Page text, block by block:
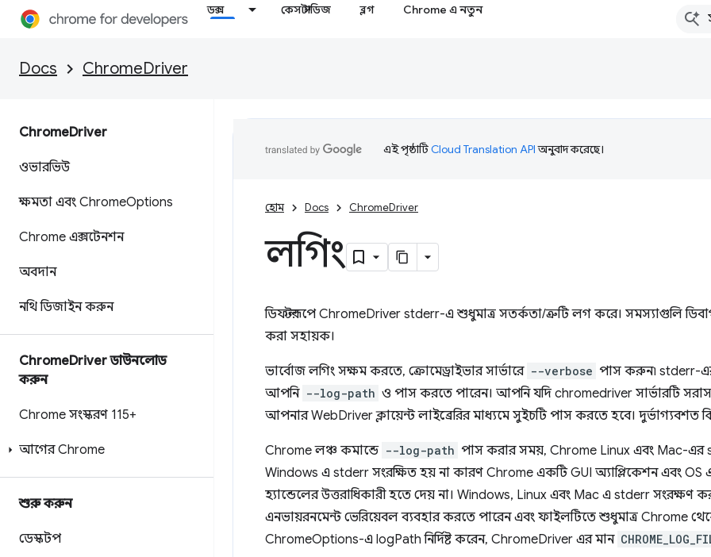
ডক্স কেস স্টাডিজ ব্লগ Chrome এ নতুন
Docs ChromeDriver
ChromeDriver
ওভারভিউ
ক্ষমতা এবং ChromeOptions
Chrome এক্সটেনশন
অবদান
নথি ডিজাইন করুন
ChromeDriver ডাউনলোড
করুন
Chrome সংস্করণ 115+
আগের Chrome
শুরু করুন
ডেস্কটপ
এই পৃষ্ঠাটিCloud Translation APIঅনুবাদ করেছে।
হোম Docs ChromeDriver
লগিং
ডিফল্টরূপে ChromeDriver stderr-এ শুধুমাত্র সতর্কতা/ত্রুটি লগ করে। সমস্যাগুলি
করা সহায়ক।
ভার্বোজ লগিং সক্ষম করতে, ক্রোমেড্রাইভার সার্ভারে --verbose পাস করুন৷ stderr-
আপনি --log-path ও পাস করতে পারেন। আপনি যদি chromedriver সার্ভারটি
আপনার WebDriver ক্লায়েন্ট লাইব্রেরির মাধ্যমে সুইচটি পাস করতে হবে। দুর্ভাগ্যবশত
Chrome লঞ্চ কমান্ডে --log-path পাস করার সময়, Chrome Linux এবং Mac-এর
Windows এ stderr সংরক্ষিত হয় না কারণ Chrome একটি GUI অ্যাপ্লিকেশন এবং
হ্যান্ডেলের উত্তরাধিকারী হতে দেয় না। Windows, Linux এবং Mac এ stderr
এনভায়রনমেন্ট ভেরিয়েবল ব্যবহার করতে পারেন এবং ফাইলটিতে শুধুমাত্র Chrome
ChromeOptions-এ logPath নির্দিষ্ট করেন, ChromeDriver এর মান